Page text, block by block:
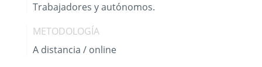
Trabajadores y autónomos.
METODOLOGÍA
A distancia / online